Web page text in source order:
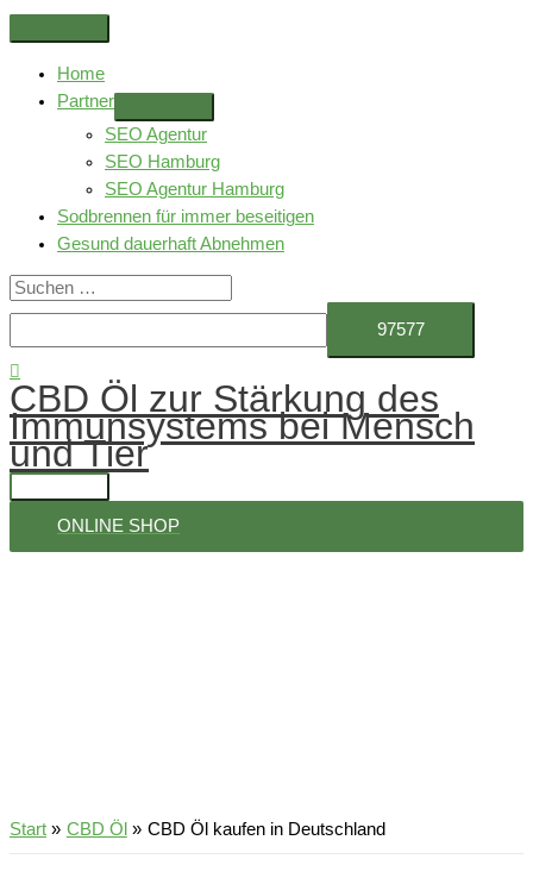
Zum
Inhalt
springen
Above
Header
Home
Partner
SEO Agentur
SEO Hamburg
SEO Agentur Hamburg
Sodbrennen für immer beseitigen
Gesund dauerhaft Abnehmen
Suchen
nach:
CBD Öl zur Stärkung des
Immunsystems bei Mensch
und Tier
Hauptmenü
ONLINE SHOP
Start CBD Öl CBD Öl kaufen in Deutschland